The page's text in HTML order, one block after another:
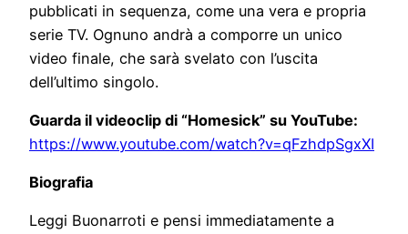
pubblicati in sequenza, come una vera e propria
serie TV. Ognuno andrà a comporre un unico
video finale, che sarà svelato con l’uscita
dell’ultimo singolo.
Guarda il videoclip di “Homesick” su YouTube:
https://www.youtube.com/watch?v=qFzhdpSgxXI
Biografia
Leggi Buonarroti e pensi immediatamente a